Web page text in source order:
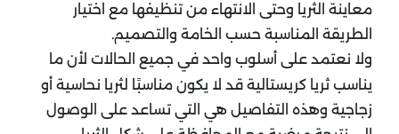
معاينة الثريا وحتى الانتهاء من تنظيفها مع اختيار
الطريقة المناسبة حسب الخامة والتصميم.
ولا نعتمد على أسلوب واحد في جميع الحالات لأن ما
يناسب ثريا كريستالية قد لا يكون مناسبًا لثريا نحاسية أو
زجاجية وهذه التفاصيل هي التي تساعد على الوصول